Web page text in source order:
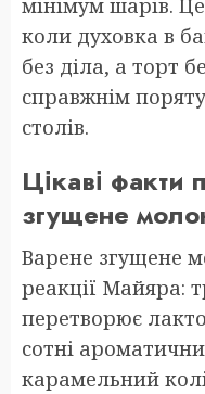
мінімум шарів.
коли духовка в
без діла, а торт
справжнім
столів.
Цікаві факти
згущене
Варене згущене
реакції Майяра:
перетворює
сотні
карамельний